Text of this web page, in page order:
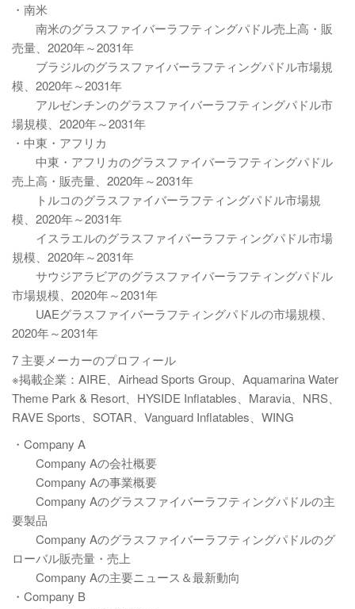
・南米
南米のグラスファイバーラフティングパドル売上高・販
売量、2020年～2031年
ブラジルのグラスファイバーラフティングパドル市場規
模、2020年～2031年
アルゼンチンのグラスファイバーラフティングパドル市
場規模、2020年～2031年
・中東・アフリカ
中東・アフリカのグラスファイバーラフティングパドル
売上高・販売量、2020年～2031年
トルコのグラスファイバーラフティングパドル市場規
模、2020年～2031年
イスラエルのグラスファイバーラフティングパドル市場
規模、2020年～2031年
サウジアラビアのグラスファイバーラフティングパドル
市場規模、2020年～2031年
UAEグラスファイバーラフティングパドルの市場規模、
2020年～2031年
7 主要メーカーのプロフィール
※掲載企業：AIRE、Airhead Sports Group、Aquamarina Water
Theme Park & Resort、HYSIDE Inflatables、Maravia、NRS、
RAVE Sports、SOTAR、Vanguard Inflatables、WING
・Company A
Company Aの会社概要
Company Aの事業概要
Company Aのグラスファイバーラフティングパドルの主
要製品
Company Aのグラスファイバーラフティングパドルのグ
ローバル販売量・売上
Company Aの主要ニュース＆最新動向
・Company B